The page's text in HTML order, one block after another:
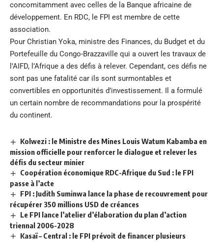
concomitamment avec celles de la Banque africaine de
développement. En RDC, le FPI est membre de cette
association.
Pour Christian Yoka, ministre des Finances, du Budget et du
Portefeuille du Congo-Brazzaville qui a ouvert les travaux de
l’AIFD, l’Afrique a des défis à relever. Cependant, ces défis ne
sont pas une fatalité car ils sont surmontables et
convertibles en opportunités d’investissement. Il a formulé
un certain nombre de recommandations pour la prospérité
du continent.
Kolwezi : le Ministre des Mines Louis Watum Kabamba en
mission officielle pour renforcer le dialogue et relever les
défis du secteur minier
Coopération économique RDC-Afrique du Sud : le FPI
passe à l’acte
FPI : Judith Suminwa lance la phase de recouvrement pour
récupérer 350 millions USD de créances
Le FPI lance l’atelier d’élaboration du plan d’action
triennal 2006-2028
Kasaï – Central : le FPI prévoit de financer plusieurs